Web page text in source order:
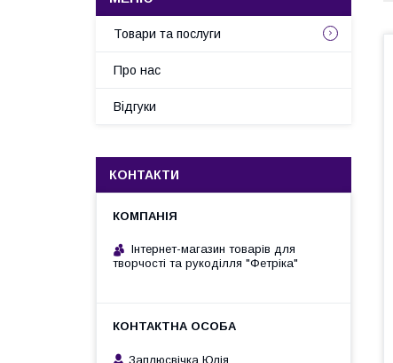
Товари та послуги
Про нас
Відгуки
КОНТАКТИ
Інтернет-магазин товарів для
творчості та рукоділля "Фетріка"
Заплюсвічка Юлія